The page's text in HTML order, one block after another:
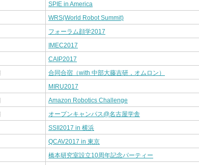
SPIE in America
WRS(World Robot Summit)
フォーラム顔学2017
IMEC2017
CAIP2017
合同合宿（with 中部大藤吉研，オムロン）
MIRU2017
Amazon Robotics Challenge
オープンキャンパス@名古屋学舎
SSII2017 in 横浜
QCAV2017 in 東京
橋本研究室設立10周年記念パーティー